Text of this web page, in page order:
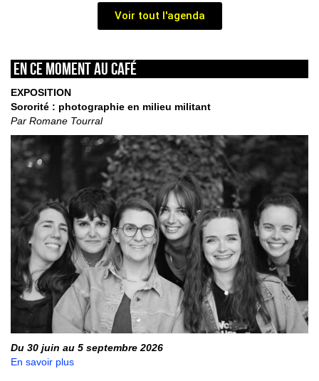
Voir tout l'agenda
En ce moment au café
EXPOSITION
Sororité : photographie en milieu militant
Par Romane Tourral
Du 30 juin au 5 septembre 2026
En savoir plus